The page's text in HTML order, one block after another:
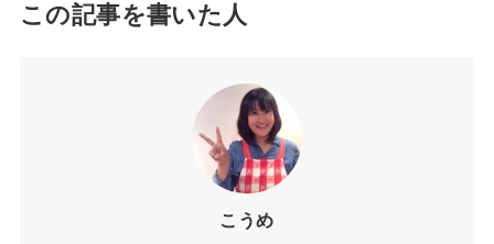
この記事を書いた人
こうめ